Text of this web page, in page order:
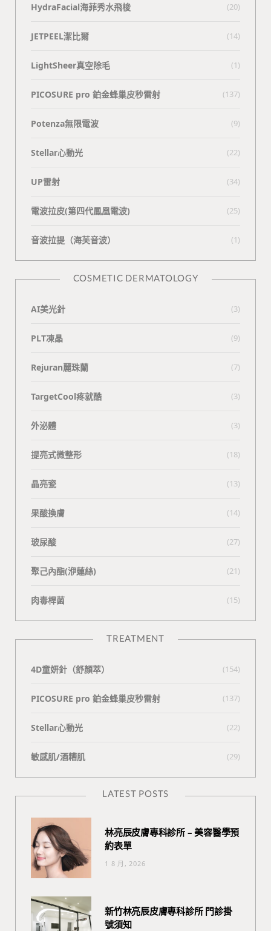
HydraFacial海菲秀水飛梭 (20)
JETPEEL潔比爾 (14)
LightSheer真空除毛 (1)
PICOSURE pro 鉑金蜂巢皮秒雷射 (137)
Potenza無限電波 (9)
Stellar心動光 (22)
UP雷射 (34)
電波拉皮(第四代鳳凰電波) (25)
⾳波拉提（海芙⾳波） (1)
COSMETIC DERMATOLOGY
AI美光針 (3)
PLT凍晶 (9)
Rejuran麗珠蘭 (7)
TargetCool疼就酷 (3)
外泌體 (3)
提亮式微整形 (18)
晶亮瓷 (13)
果酸換膚 (14)
玻尿酸 (27)
聚己內酯(洢蓮絲) (21)
肉毒桿菌 (15)
TREATMENT
4D童妍針（舒顏萃） (154)
PICOSURE pro 鉑金蜂巢皮秒雷射 (137)
Stellar心動光 (22)
敏感肌/酒糟肌 (29)
LATEST POSTS
林亮辰皮膚專科診所 – 美容醫學預
約表單
1 8 月, 2026
新竹林亮辰皮膚專科診所 門診掛
號須知